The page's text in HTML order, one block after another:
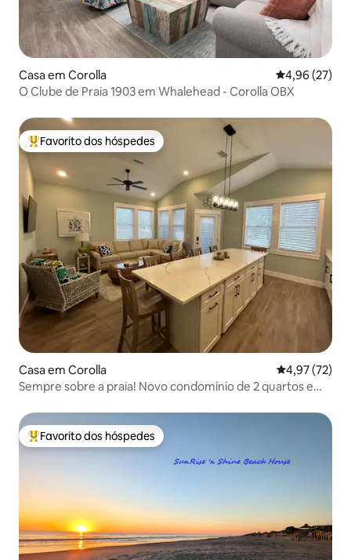
Casa em Corolla Classificação
4,96 (27)
O Clube de Praia 1903 em Whalehead - Corolla OBX
Favoritos dos hóspedes mais apreciados
Favorito dos hóspedes
Casa em Corolla Classificação
4,97 (72)
Sempre sobre a praia! Novo condomínio de 2 quartos em
Favoritos dos hóspedes mais apreciados
Favorito dos hóspedes